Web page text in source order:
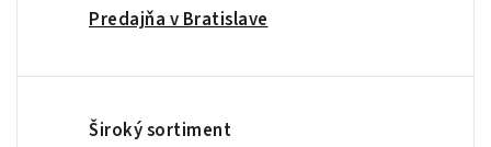
Predajňa v Bratislave
Široký sortiment